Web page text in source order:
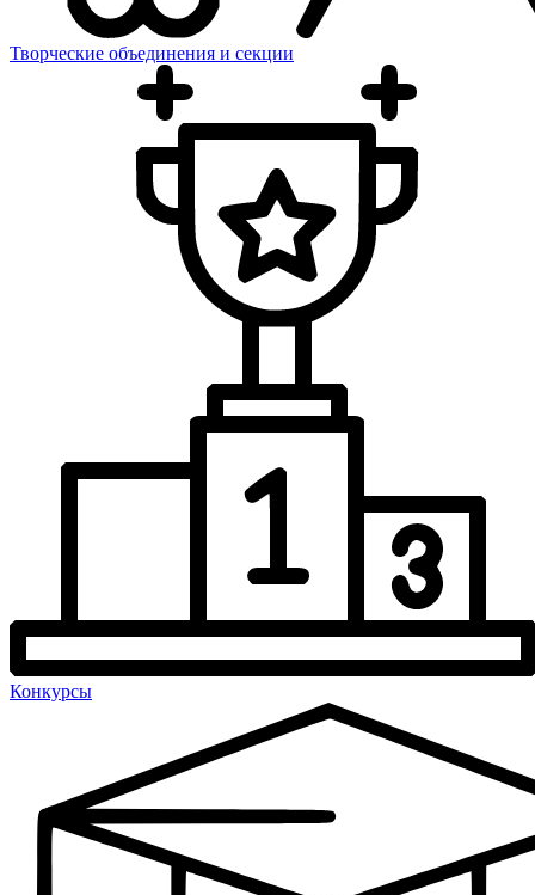
Творческие объединения и секции
Конкурсы